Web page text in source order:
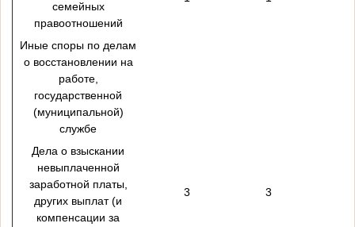
семейных
правоотношений
Иные споры по делам
о восстановлении на
работе,
государственной
(муниципальной)
службе
Дела о взыскании
невыплаченной
заработной платы,
других выплат (и
компенсации за
3 3